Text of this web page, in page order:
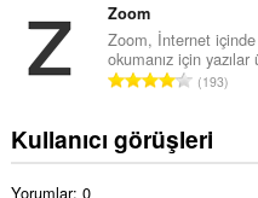
s
ı
:
s
a
y
s
ı
l
a
m
y
s
Zoom
Zoom, İnternet içinde
okumanız için yazılar
T
l
193
Kullanıcı görüşleri
Yorumlar: 0